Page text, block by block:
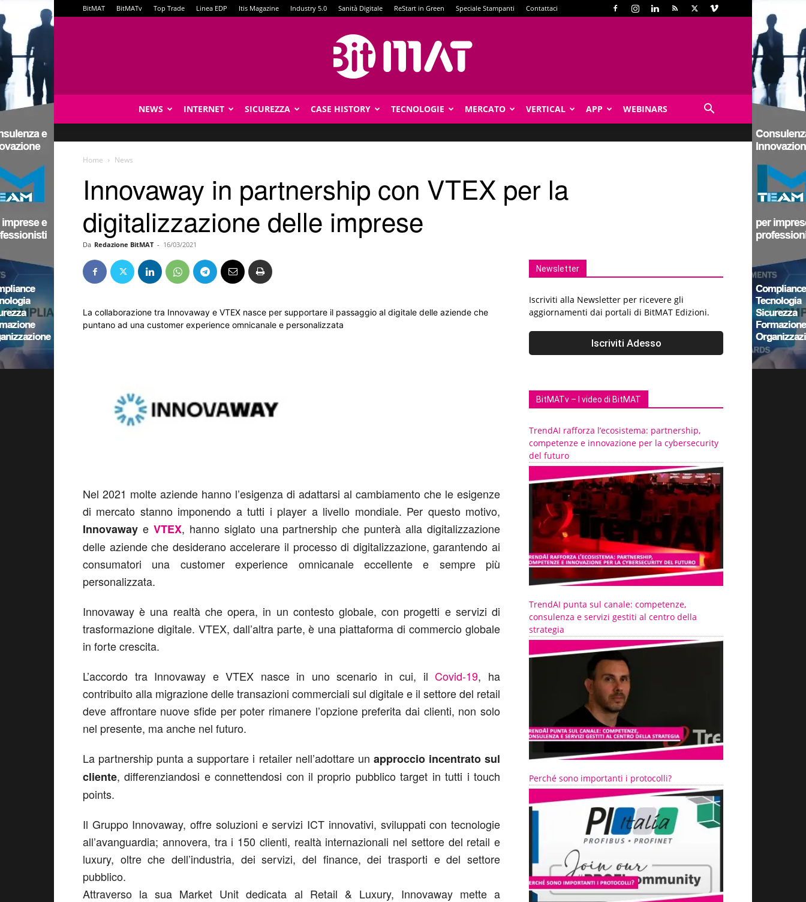
BitMAT BitMATv Top Trade Linea EDP Itis Magazine Industry 5.0 Sanità Digitale ReStart in Green Speciale Stampanti Contattaci
NEWS INTERNET SICUREZZA CASE HISTORY TECNOLOGIE MERCATO VERTICAL APP WEBINARS
Home News
Innovaway in partnership con VTEX per la
digitalizzazione delle imprese
Da Redazione BitMAT - 16/03/2021
La collaborazione tra Innovaway e VTEX nasce per supportare il passaggio al digitale delle aziende che
puntano ad una customer experience omnicanale e personalizzata
Nel 2021 molte aziende hanno l’esigenza di adattarsi al cambiamento che le esigenze
di mercato stanno imponendo a tutti i player a livello mondiale. Per questo motivo,
Innovaway e VTEX, hanno siglato una partnership che punterà alla digitalizzazione
delle aziende che desiderano accelerare il processo di digitalizzazione, garantendo ai
consumatori una customer experience omnicanale eccellente e sempre più
personalizzata.
Innovaway è una realtà che opera, in un contesto globale, con progetti e servizi di
trasformazione digitale. VTEX, dall’altra parte, è una piattaforma di commercio globale
in forte crescita.
L’accordo tra Innovaway e VTEX nasce in uno scenario in cui, ilCovid-19, ha
contribuito alla migrazione delle transazioni commerciali sul digitale e il settore del retail
deve affrontare nuove sfide per poter rimanere l’opzione preferita dai clienti, non solo
nel presente, ma anche nel futuro.
La partnership punta a supportare i retailer nell’adottare un approccio incentrato sul
cliente, differenziandosi e connettendosi con il proprio pubblico target in tutti i touch
points.
Il Gruppo Innovaway, offre soluzioni e servizi ICT innovativi, sviluppati con tecnologie
all’avanguardia; annovera, tra i 150 clienti, realtà internazionali nel settore del retail e
luxury, oltre che dell’industria, dei servizi, del finance, dei trasporti e del settore
pubblico.
Attraverso la sua Market Unit dedicata al Retail & Luxury, Innovaway mette a
Newsletter
Iscriviti alla Newsletter per ricevere gli
aggiornamenti dai portali di BitMAT Edizioni.
BitMATv – I video di BitMAT
TrendAI rafforza l’ecosistema: partnership,
competenze e innovazione per la cybersecurity
del futuro
TrendAI punta sul canale: competenze,
consulenza e servizi gestiti al centro della
strategia
Perché sono importanti i protocolli?